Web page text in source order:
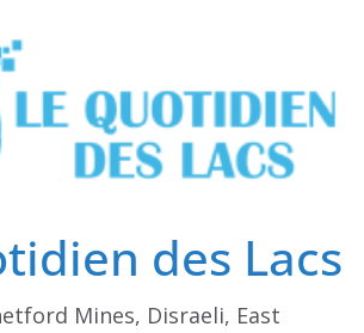
des Lacs
Mines, Disraeli, East